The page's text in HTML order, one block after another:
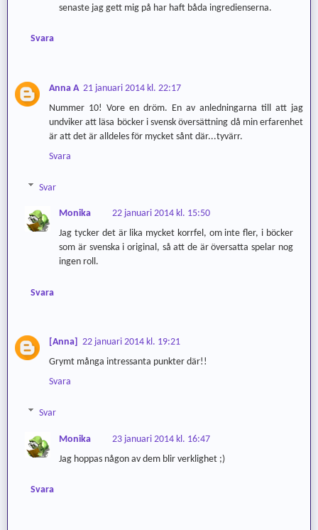
senaste jag gett mig på har haft båda ingredienserna.
Svara
Anna A 21 januari 2014 kl. 22:17
Nummer 10! Vore en dröm. En av anledningarna till att jag
undviker att läsa böcker i svensk översättning då min erfarenhet
är att det är alldeles för mycket sånt där...tyvärr.
Svara
Svar
Monika
22 januari 2014 kl. 15:50
Jag tycker det är lika mycket korrfel, om inte fler, i böcker
som är svenska i original, så att de är översatta spelar nog
ingen roll.
Svara
[Anna] 22 januari 2014 kl. 19:21
Grymt många intressanta punkter där!!
Svara
Svar
Monika
23 januari 2014 kl. 16:47
Jag hoppas någon av dem blir verklighet ;)
Svara